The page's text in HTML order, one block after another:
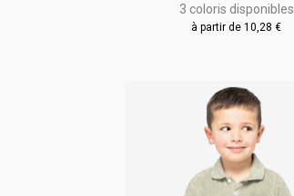
3 coloris disponibles
à partir de 10,28 €